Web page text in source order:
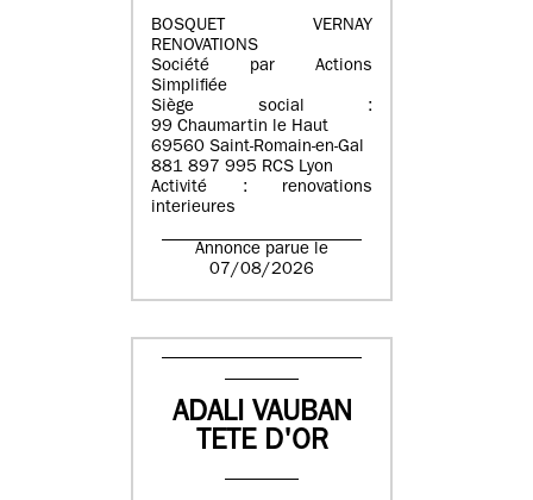
BOSQUET VERNAY
RENOVATIONS
Société par Actions
Simplifiée
Siège social :
99 Chaumartin le Haut
69560 Saint-Romain-en-Gal
881 897 995 RCS Lyon
Activité : renovations
interieures
Annonce parue le
07/08/2026
ADALI VAUBAN
TETE D'OR